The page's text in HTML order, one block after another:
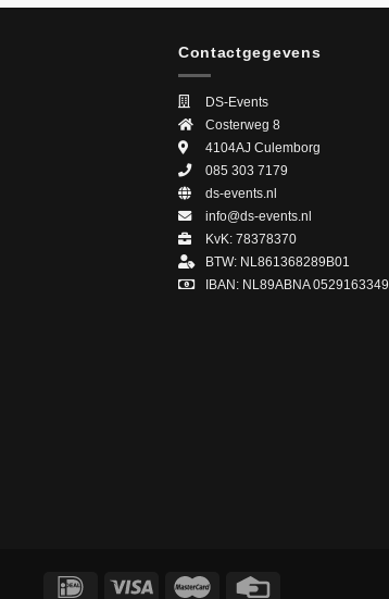
Contactgegevens
DS-Events
Costerweg 8
4104AJ Culemborg
085 303 7179
ds-events.nl
info@ds-events.nl
KvK: 78378370
BTW: NL861368289B01
IBAN: NL89ABNA 0529163349